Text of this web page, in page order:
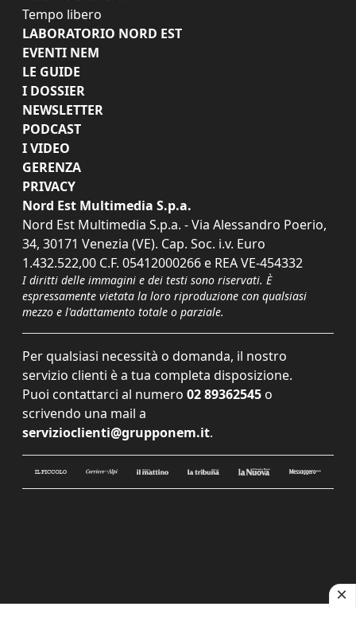
Tempo libero
LABORATORIO NORD EST
EVENTI NEM
LE GUIDE
I DOSSIER
NEWSLETTER
PODCAST
I VIDEO
GERENZA
PRIVACY
Nord Est Multimedia S.p.a.
Nord Est Multimedia S.p.a. - Via Alessandro Poerio,
34, 30171 Venezia (VE). Cap. Soc. i.v. Euro
1.432.522,00 C.F. 05412000266 e REA VE-454332
I diritti delle immagini e dei testi sono riservati. È
espressamente vietata la loro riproduzione con qualsiasi
mezzo e l'adattamento totale o parziale.
Per qualsiasi necessità o domanda, il nostro
servizio clienti è a tua completa disposizione.
Puoi contattarci al numero 02 89362545 o
scrivendo una mail a
servizioclienti@grupponem.it.